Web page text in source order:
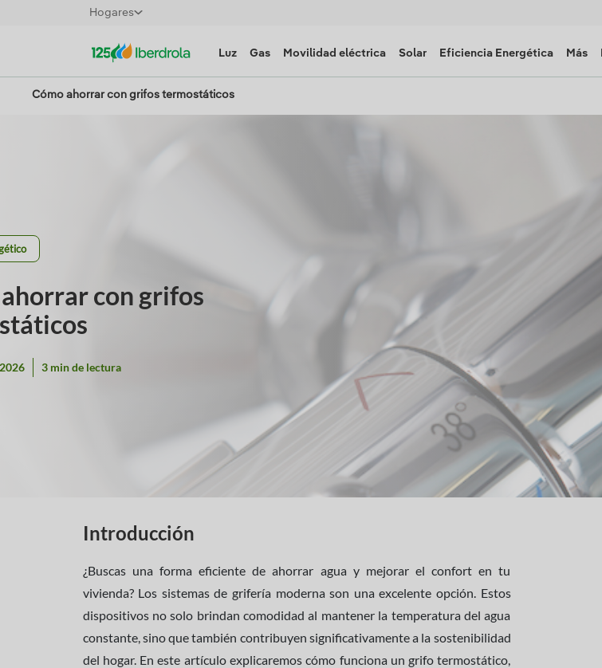
Hogares
Luz Gas Movilidad eléctrica Solar Eficiencia Energética Más
Cómo ahorrar con grifos termostáticos
con grifos
3 min de lectura
Introducción
¿Buscas una forma eficiente de ahorrar agua y mejorar el confort en tu
vivienda? Los sistemas de grifería moderna son una excelente opción. Estos
dispositivos no solo brindan comodidad al mantener la temperatura del agua
constante, sino que también contribuyen significativamente a la sostenibilidad
del hogar. En este artículo explicaremos cómo funciona un grifo termostático,